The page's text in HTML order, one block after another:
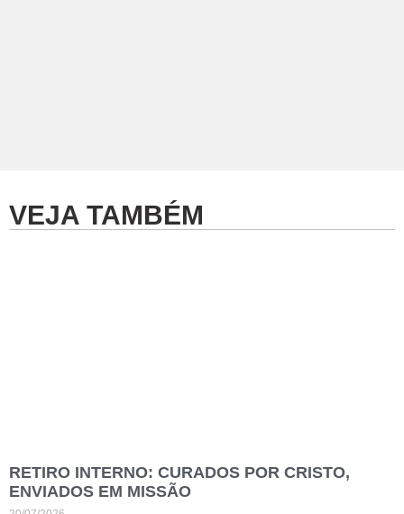
VEJA TAMBÉM
RETIRO INTERNO: CURADOS POR CRISTO,
ENVIADOS EM MISSÃO